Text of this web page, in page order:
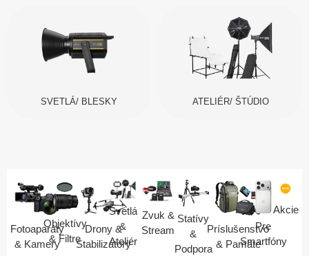
SVETLÁ/ BLESKY ATELIÉR/ ŠTÚDIO
Fotoaparáty
& Kamery
Objektívy
& Filtre
Drony &
Stabilizátory
Svetlá
&
Ateliér
Zvuk &
Stream
Statívy
&
Podpora
Príslušenstvo
& Pamäte
Pre
Smartfóny
Akcie